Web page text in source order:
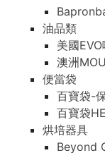
油品類
美國
澳洲
便當袋
百寶袋-
百寶袋
烘培器具
Beyond